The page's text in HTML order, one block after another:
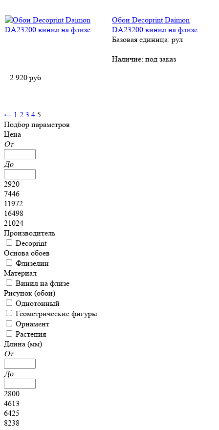
Обои Decoprint Daimon
DA23200 винил на флизе
Базовая единица: рул
Наличие: под заказ
2 920 руб
← 1 2 3 4 5
Подбор параметров
Цена
От
До
2920
7446
11972
16498
21024
Производитель
Decoprint
Основа обоев
Флизелин
Материал
Винил на флизе
Рисунок (обои)
Однотонный
Геометрические фигуры
Орнамент
Растения
Длина (мм)
От
До
2800
4613
6425
8238